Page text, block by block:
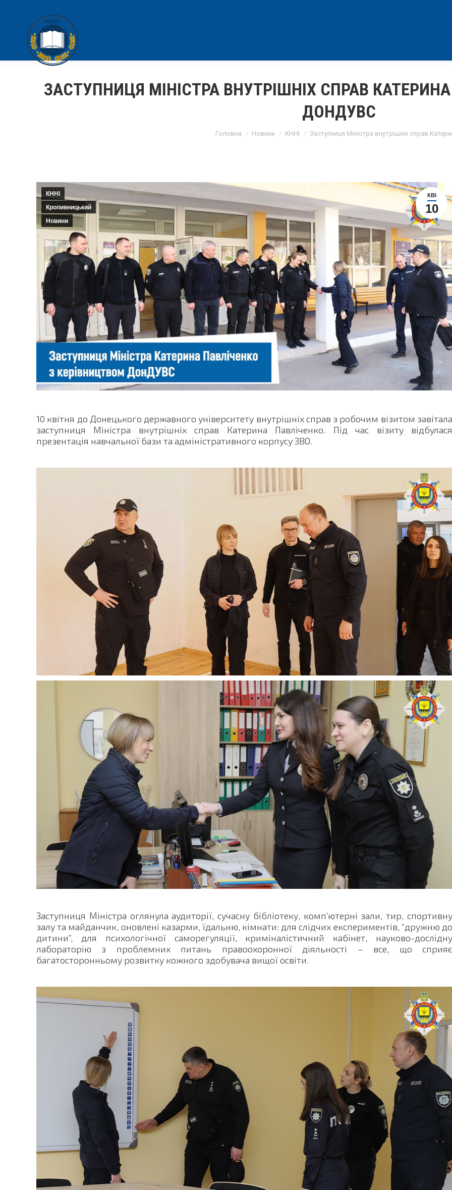
ЗАСТУПНИЦЯ МІНІСТРА ВНУТРІШНІХ СПРАВ
ДОНДУВС
Головна Новини КННІ Заступниця Міністра внутрішніх справ
КВІ
10
КННІ
Кропивницький
Новини
10 квітня до Донецького державного університету внутрішніх справ з робочим візитом завітала
заступниця Міністра внутрішніх справ Катерина Павліченко. Під час візиту відбулася
презентація навчальної бази та адміністративного корпусу ЗВО.
Заступниця Міністра оглянула аудиторії, сучасну бібліотеку, комп’ютерні зали, тир, спортивну
залу та майданчик, оновлені казарми, їдальню, кімнати: для слідчих експериментів, “дружню до
дитини”, для психологічної саморегуляції, криміналістичний кабінет, науково-дослідну
лабораторію з проблемних питань правоохоронної діяльності – все, що сприяє
багатосторонньому розвитку кожного здобувача вищої освіти.